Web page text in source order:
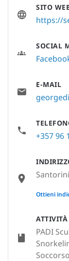
ATTIVITÀ
PADI
SITO
https://
SOCIAL
E-MAIL
+357 96
None
Ottieni